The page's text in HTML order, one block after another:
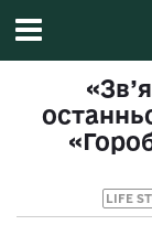
LIFE